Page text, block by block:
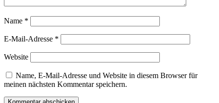
Name *
E-Mail-Adresse *
Website
Name, E-Mail-Adresse und Website in diesem Browser für
meinen nächsten Kommentar speichern.